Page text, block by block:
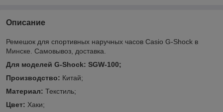
Описание
Ремешок для спортивных наручных часов Casio G-Shock в
Минске. Самовывоз, доставка.
Для моделей G-Shock: SGW-100;
Производство: Китай;
Материал: Текстиль;
Цвет: Хаки;